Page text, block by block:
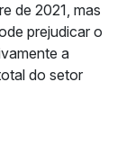
de 2021, mas
prejudicar o
a
do setor